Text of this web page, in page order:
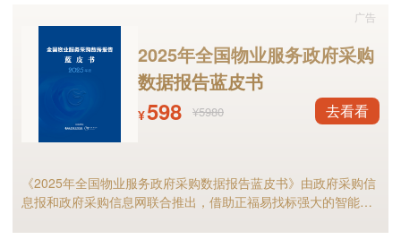
省特种设备行业协会常务理事单位及电梯专业委
工程公司。
深圳市中航南光电梯公司的技术力量雄厚，公
司现有员工400多人。其中，高级工程师8名、工
场作业人员全部接受过专门职业培训，持证上
2025年全国物业服务政府采购
数据报告蓝皮书
¥598 ¥5980 去看看
《2025年全国物业服务政府采购数据报告蓝皮书》由政府采购信
息报和政府采购信息网联合推出，借助正福易找标强大的智能标
广告